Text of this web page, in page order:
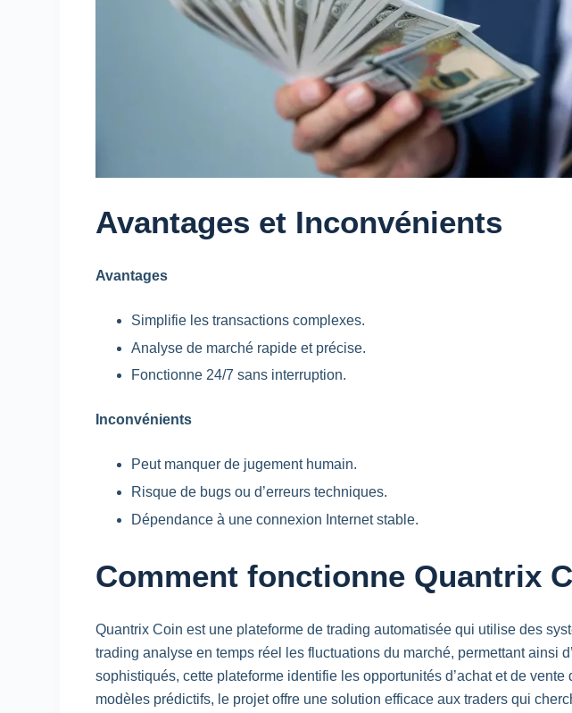
Avantages et Inconvénients
Avantages
Simplifie les transactions complexes.
Analyse de marché rapide et précise.
Fonctionne 24/7 sans interruption.
Inconvénients
Peut manquer de jugement humain.
Risque de bugs ou d’erreurs techniques.
Dépendance à une connexion Internet stable.
Comment fonctionne Quantrix
Quantrix Coin est une plateforme de trading automatisée qui utilise des
trading analyse en temps réel les fluctuations du marché, permettant ainsi
sophistiqués, cette plateforme identifie les opportunités d’achat et de
modèles prédictifs, le projet offre une solution efficace aux traders qui